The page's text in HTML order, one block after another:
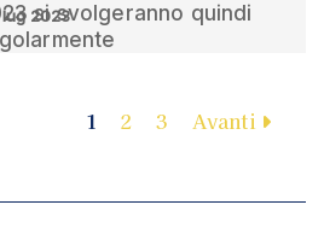
si svolgeranno quindi
2023
1 2 3 Avanti